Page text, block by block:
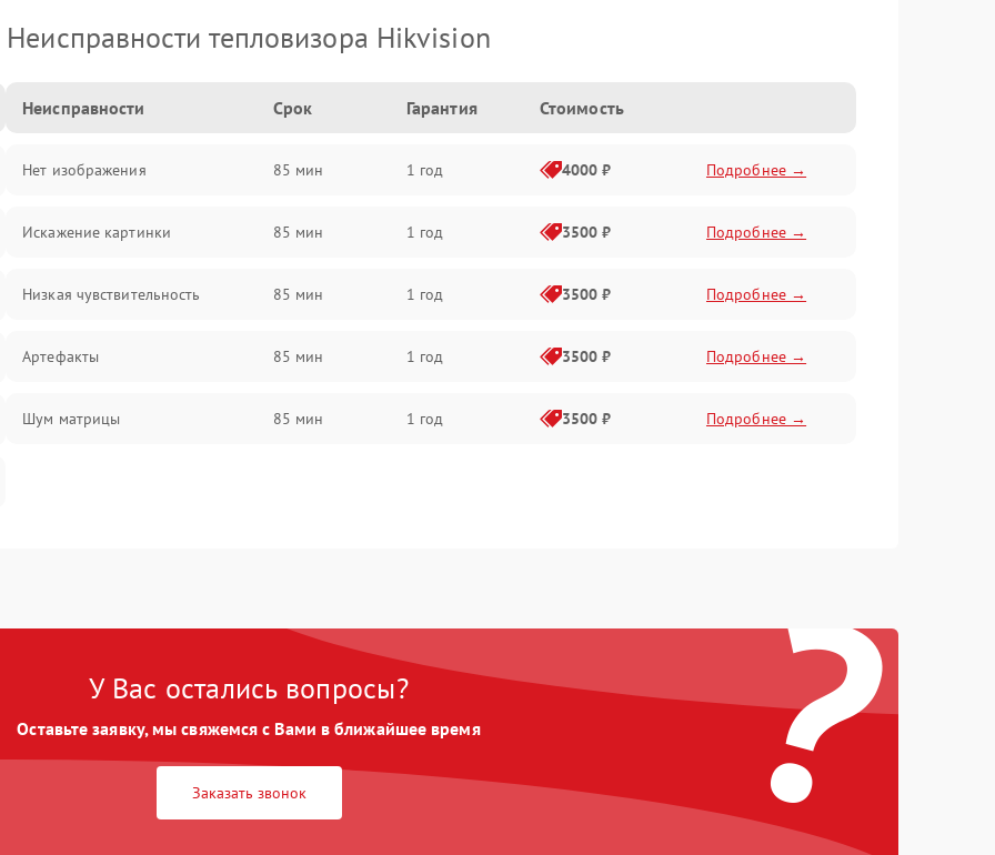
Неисправности тепловизора Hikvision
Неисправности Срок Гарантия Стоимость
Нет изображения 85 мин 1 год 4000 ₽ Подробнее →
Искажение картинки 85 мин 1 год 3500 ₽ Подробнее →
Низкая чувствительность 85 мин 1 год 3500 ₽ Подробнее →
Артефакты 85 мин 1 год 3500 ₽ Подробнее →
Шум матрицы 85 мин 1 год 3500 ₽ Подробнее →
?
У Вас остались вопросы?
Оставьте заявку, мы свяжемся с Вами в ближайшее время
Заказать звонок